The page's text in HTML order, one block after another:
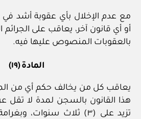
مع عدم الإخلال بأي عقوبة أشد في
أو أي قانون آخر، يعاقب على الجرائم
بالعقوبات المنصوص عليها فيه.
المادة (١٩)
تزيد على (٣) ثلاث سنوات،